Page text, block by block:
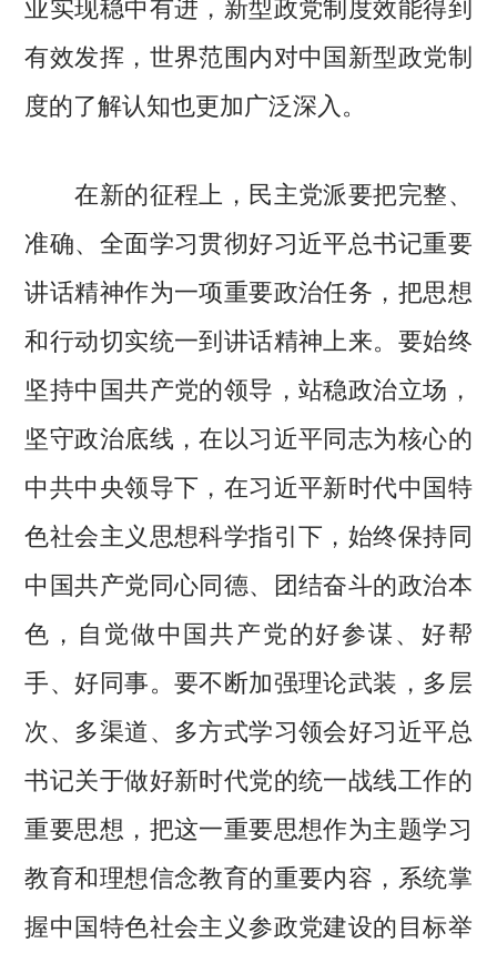
有效发挥，世界范围内对中国新型政党制
度的了解认知也更加广泛深入。
在新的征程上，民主党派要把完整、
准确、全面学习贯彻好习近平总书记重要
讲话精神作为一项重要政治任务，把思想
和行动切实统一到讲话精神上来。要始终
坚持中国共产党的领导，站稳政治立场，
坚守政治底线，在以习近平同志为核心的
中共中央领导下，在习近平新时代中国特
色社会主义思想科学指引下，始终保持同
中国共产党同心同德、团结奋斗的政治本
色，自觉做中国共产党的好参谋、好帮
手、好同事。要不断加强理论武装，多层
次、多渠道、多方式学习领会好习近平总
书记关于做好新时代党的统一战线工作的
重要思想，把这一重要思想作为主题学习
教育和理想信念教育的重要内容，系统掌
握中国特色社会主义参政党建设的目标举